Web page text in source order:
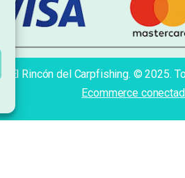
El Rincón del Carpfishing. © 2025.
Ecommerce